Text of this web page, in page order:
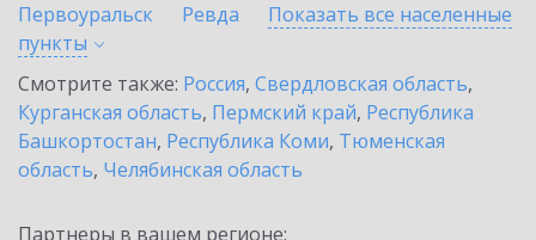
Первоуральск
Ревда
Показать все населенные
пункты
Смотрите также: Россия, Свердловская область,
Курганская область, Пермский край, Республика
Башкортостан, Республика Коми, Тюменская
область, Челябинская область
Партнеры в вашем регионе: